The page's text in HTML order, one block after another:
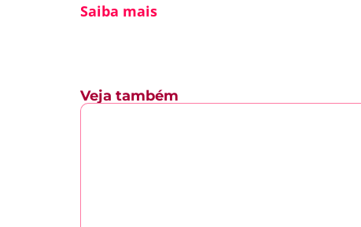
Saiba mais
Veja também